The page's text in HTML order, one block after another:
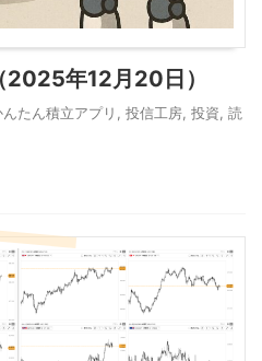
2025年12月20日）
んたん積立アプリ 投信工房 投資 読